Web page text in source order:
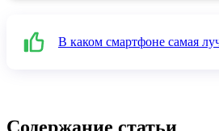
В каком смартфоне самая
Содержание статьи